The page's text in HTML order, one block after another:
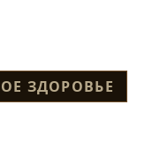
ЗДОРОВЬЕ